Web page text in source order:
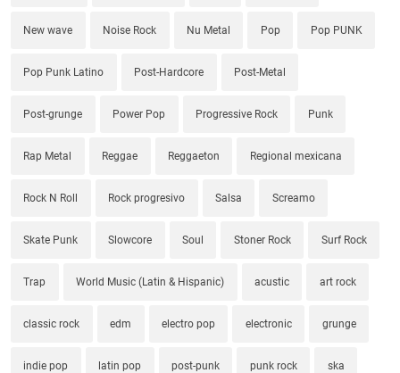
New wave Noise Rock Nu Metal Pop Pop PUNK
Pop Punk Latino Post-Hardcore Post-Metal
Post-grunge Power Pop Progressive Rock Punk
Rap Metal Reggae Reggaeton Regional mexicana
Rock N Roll Rock progresivo Salsa Screamo
Skate Punk Slowcore Soul Stoner Rock Surf Rock
Trap World Music (Latin & Hispanic) acustic art rock
classic rock edm electro pop electronic grunge
indie pop latin pop post-punk punk rock ska